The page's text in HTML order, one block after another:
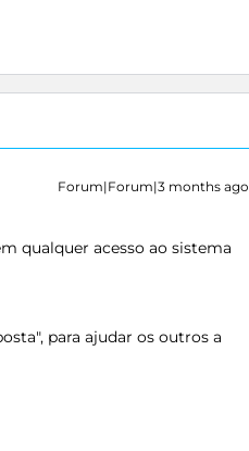
Forum|Forum|3 months ago
qualquer acesso ao sistema
para ajudar os outros a